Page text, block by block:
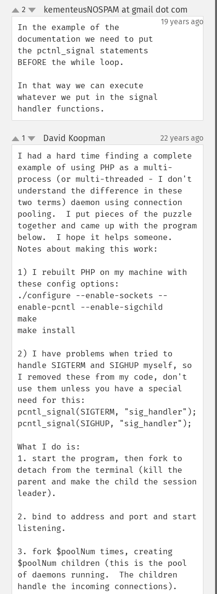
up
down
2 kementeusNOSPAM at gmail dot com
19 years ago
In the example of the
documentation we need to put
the pctnl_signal statements
BEFORE the while loop.
In that way we can execute
whatever we put in the signal
handler functions.
up
down
1 David Koopman 22 years ago
I had a hard time finding a complete
example of using PHP as a multi-
process (or multi-threaded - I don't
understand the difference in these
two terms) daemon using connection
pooling.  I put pieces of the puzzle
together and came up with the program
below.  I hope it helps someone.
Notes about making this work:
1) I rebuilt PHP on my machine with
these config options:
./configure --enable-sockets --
enable-pcntl --enable-sigchild
make
make install
2) I have problems when tried to
handle SIGTERM and SIGHUP myself, so
I removed these from my code, don't
use them unless you have a special
need for this:
pcntl_signal(SIGTERM, "sig_handler");
pcntl_signal(SIGHUP, "sig_handler");
What I do is:
1. start the program, then fork to
detach from the terminal (kill the
parent and make the child the session
leader).
2. bind to address and port and start
listening.
3. fork $poolNum times, creating
$poolNum children (this is the pool
of daemons running.  The children
handle the incoming connections).